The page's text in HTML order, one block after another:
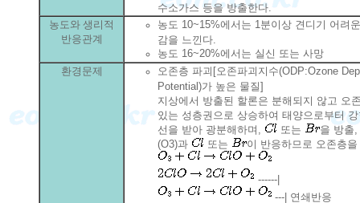
수소가스 등을 방출한다.
농도와 생리적
반응관계
농도 10~15%에서는 1분이상 견디기 어려
감을 느낀다.
농도 16~20%에서는 실신 또는 사망
환경문제
오존층 파괴[오존파괴지수(ODP:Ozone
Potential)가 높은 물질]
지상에서 방출된 할론은 분해되지 않고 오
있는 성층권으로 상승하여 태양으로부터
선을 받아 광분해하며,
또는
을 방출,
(O3)과
또는 이 반응하므로 오존층을
------|
---| 연쇄반응